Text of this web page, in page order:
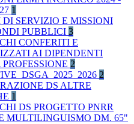
1
SERVIZIO E MISSIONI
PUBBLICI 3
CONFERITI E
AI DIPENDENTI
2
2
DS ALTRE
1
DS PROGETTO PNRR
MULTILINGUISMO DM. 65"